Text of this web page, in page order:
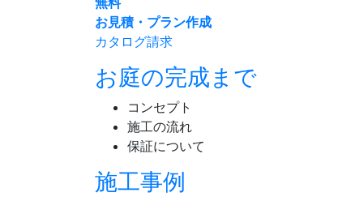
お見積・プラン作成
カタログ請求
お庭の完成まで
コンセプト
施工の流れ
保証について
施工事例